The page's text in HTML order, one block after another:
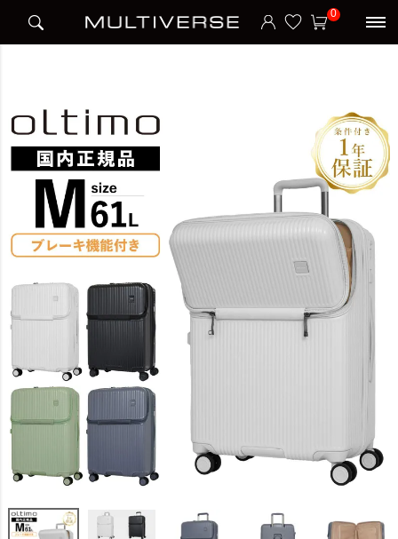
0
HALF OPEN SUIT CASE M スーツケース Mサイズ ストッパー付き 5~6泊 62L